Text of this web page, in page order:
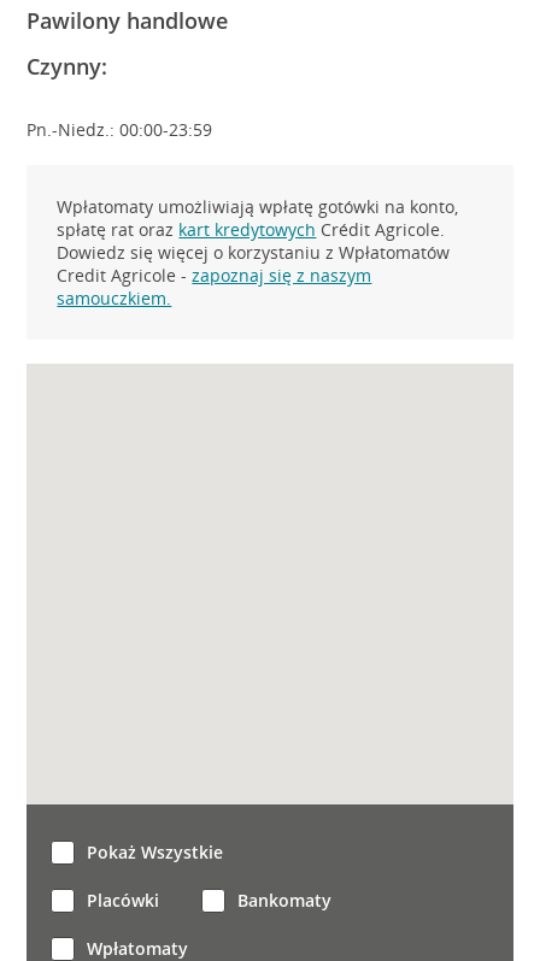
Pawilony handlowe
Czynny:
Pn.-Niedz.: 00:00-23:59
Wpłatomaty umożliwiają wpłatę gotówki na konto,
spłatę rat oraz kart kredytowych Crédit Agricole.
Dowiedz się więcej o korzystaniu z Wpłatomatów
Credit Agricole -zapoznaj się z naszym
samouczkiem.
Pokaż Wszystkie
Placówki Bankomaty
Wpłatomaty